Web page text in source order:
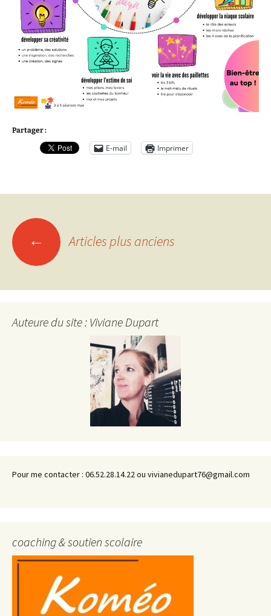
Partager :
E-mail Imprimer
Navigation
des
articles
← Articles plus anciens
Auteure du site : Viviane Dupart
Pour me contacter : 06.52.28.14.22 ou vivianedupart76@gmail.com
coaching & soutien scolaire